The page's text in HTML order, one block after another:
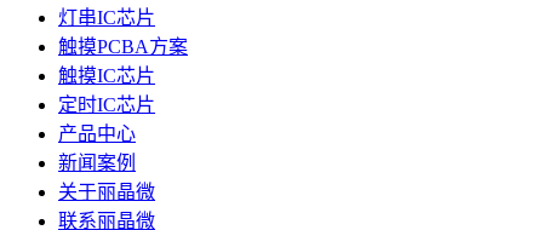
灯串IC芯片
触摸PCBA方案
触摸IC芯片
定时IC芯片
产品中心
新闻案例
关于丽晶微
联系丽晶微